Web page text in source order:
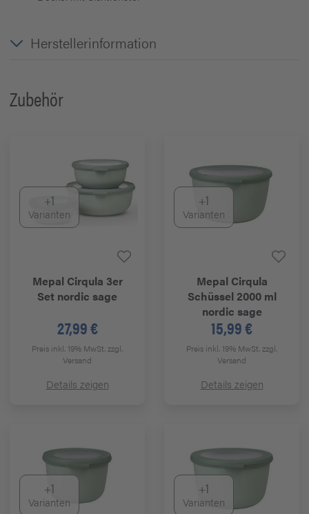
Herstellerinformation
Zubehör
+1
Varianten
Mepal Cirqula 3er
Set nordic sage
27,99 €
Preis inkl. 19% MwSt.zzgl.
Versand
Details zeigen
+1
Varianten
Mepal Cirqula
Schüssel 2000 ml
nordic sage
15,99 €
Preis inkl. 19% MwSt.zzgl.
Versand
Details zeigen
+1
Varianten
+1
Varianten